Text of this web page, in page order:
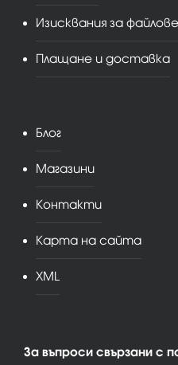
Изисквания за файлове
Плащане и доставка
Блог
Магазини
Контакти
Карта на сайта
XML
За въпроси свързани с